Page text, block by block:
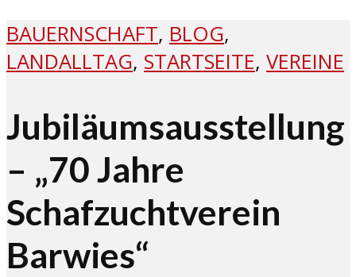
BAUERNSCHAFT, BLOG,
LANDALLTAG, STARTSEITE, VEREINE
Jubiläumsausstellung
– „70 Jahre
Schafzuchtverein
Barwies“